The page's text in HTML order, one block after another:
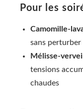
Pour les
Camomille-
sans perturber
Mélisse-
tensions
chaudes